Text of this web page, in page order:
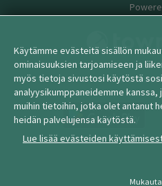
© 2026
Käytämme evästeitä sisällön
ominaisuuksien tarjoamiseen ja
myös tietoja sivustosi käytöstä
analyysikumppaneidemme
muihin tietoihin, jotka olet antanut
heidän palvelujensa käytöstä.
Lue lisää evästeiden
Mukauta